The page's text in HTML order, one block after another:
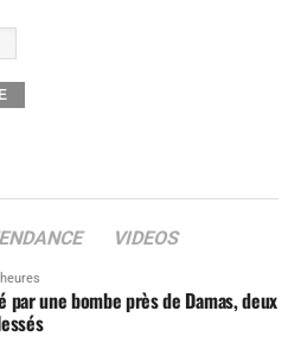
VIDEOS
par une bombe près de Damas, deux